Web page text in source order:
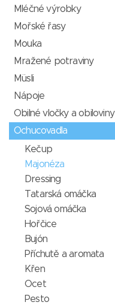
Mléčné výrobky
Mořské řasy
Mouka
Mražené potraviny
Müsli
Nápoje
Obilné vločky a obiloviny
Ochucovadla
Kečup
Majonéza
Dressing
Tatarská omáčka
Sojová omáčka
Hořčice
Bujón
Příchutě a aromata
Křen
Ocet
Pesto